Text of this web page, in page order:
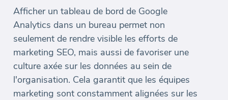
Afficher un tableau de bord de Google
Analytics dans un bureau permet non
seulement de rendre visible les efforts de
marketing SEO, mais aussi de favoriser une
culture axée sur les données au sein de
l'organisation. Cela garantit que les équipes
marketing sont constamment alignées sur les